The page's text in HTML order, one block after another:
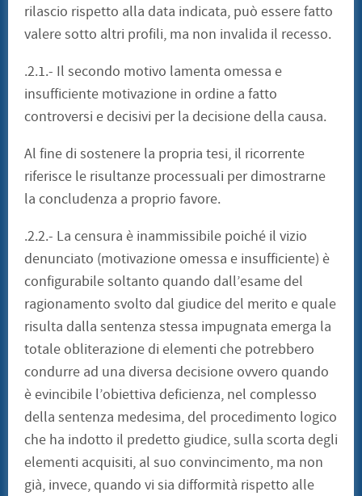
rilascio rispetto alla data indicata, può essere fatto
valere sotto altri profili, ma non invalida il recesso.
.2.1.- Il secondo motivo lamenta omessa e
insufficiente motivazione in ordine a fatto
controversi e decisivi per la decisione della causa.
Al fine di sostenere la propria tesi, il ricorrente
riferisce le risultanze processuali per dimostrarne
la concludenza a proprio favore.
.2.2.- La censura è inammissibile poiché il vizio
denunciato (motivazione omessa e insufficiente) è
configurabile soltanto quando dall’esame del
ragionamento svolto dal giudice del merito e quale
risulta dalla sentenza stessa impugnata emerga la
totale obliterazione di elementi che potrebbero
condurre ad una diversa decisione ovvero quando
è evincibile l’obiettiva deficienza, nel complesso
della sentenza medesima, del procedimento logico
che ha indotto il predetto giudice, sulla scorta degli
elementi acquisiti, al suo convincimento, ma non
già, invece, quando vi sia difformità rispetto alle